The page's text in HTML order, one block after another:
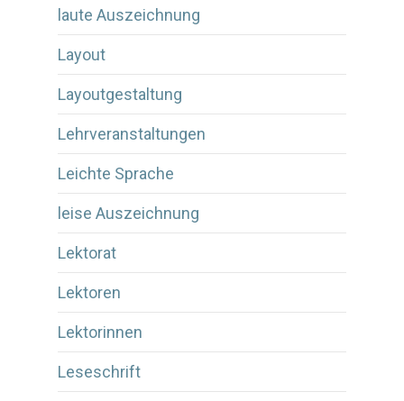
laute Auszeichnung
Layout
Layoutgestaltung
Lehrveranstaltungen
Leichte Sprache
leise Auszeichnung
Lektorat
Lektoren
Lektorinnen
Leseschrift